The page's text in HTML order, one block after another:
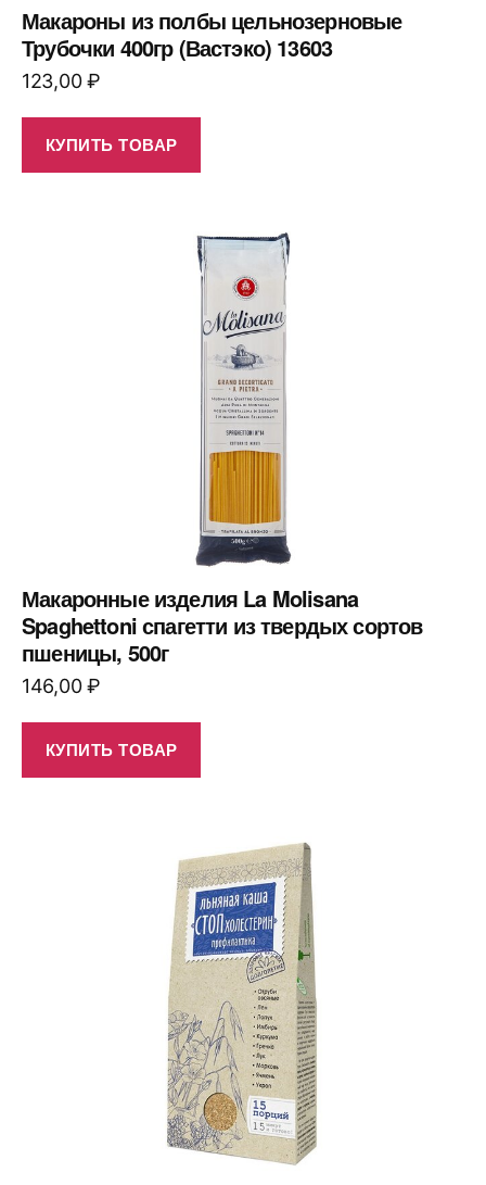
Макароны из полбы цельнозерновые
Трубочки 400гр (Вастэко) 13603
123,00₽
КУПИТЬ ТОВАР
Макаронные изделия La Molisana
Spaghettoni спагетти из твердых сортов
пшеницы, 500г
146,00₽
КУПИТЬ ТОВАР